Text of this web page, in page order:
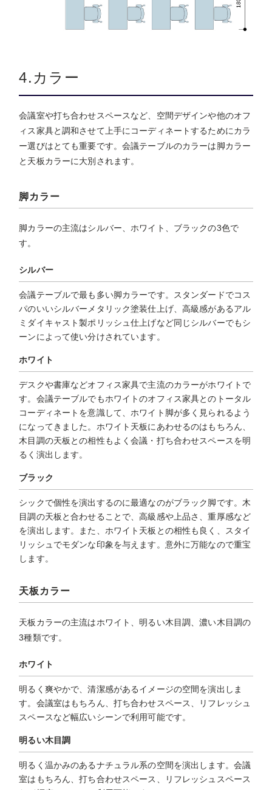
4.カラー
会議室や打ち合わせスペースなど、空間デザインや他のオフ
ィス家具と調和させて上手にコーディネートするためにカラ
ー選びはとても重要です。会議テーブルのカラーは脚カラー
と天板カラーに大別されます。
脚カラー
脚カラーの主流はシルバー、ホワイト、ブラックの3色で
す。
シルバー
会議テーブルで最も多い脚カラーです。スタンダードでコス
パのいいシルバーメタリック塗装仕上げ、高級感があるアル
ミダイキャスト製ポリッシュ仕上げなど同じシルバーでもシ
ーンによって使い分けされています。
ホワイト
デスクや書庫などオフィス家具で主流のカラーがホワイトで
す。会議テーブルでもホワイトのオフィス家具とのトータル
コーディネートを意識して、ホワイト脚が多く見られるよう
になってきました。ホワイト天板にあわせるのはもちろん、
木目調の天板との相性もよく会議・打ち合わせスペースを明
るく演出します。
ブラック
シックで個性を演出するのに最適なのがブラック脚です。木
目調の天板と合わせることで、高級感や上品さ、重厚感など
を演出します。また、ホワイト天板との相性も良く、スタイ
リッシュでモダンな印象を与えます。意外に万能なので重宝
します。
天板カラー
天板カラーの主流はホワイト、明るい木目調、濃い木目調の
3種類です。
ホワイト
明るく爽やかで、清潔感があるイメージの空間を演出しま
す。会議室はもちろん、打ち合わせスペース、リフレッシュ
スペースなど幅広いシーンで利用可能です。
明るい木目調
明るく温かみのあるナチュラル系の空間を演出します。会議
室はもちろん、打ち合わせスペース、リフレッシュスペース